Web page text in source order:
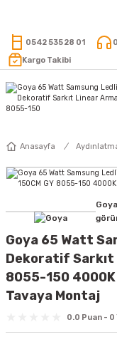
0542 535 28 01
Kargo Takibi
Anasayfa
Goya 65 Watt
Dekoratif Sarkıt
8055-150
Tavaya Montaj
0.0 Puan - 0